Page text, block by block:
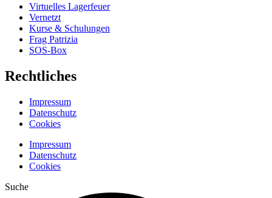
Virtuelles Lagerfeuer
Vernetzt
Kurse & Schulungen
Frag Patrizia
SOS-Box
Rechtliches
Impressum
Datenschutz
Cookies
Impressum
Datenschutz
Cookies
Suche